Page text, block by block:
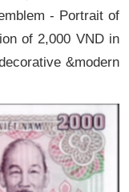
- Portrait of
of 2,000 VND in
&modern